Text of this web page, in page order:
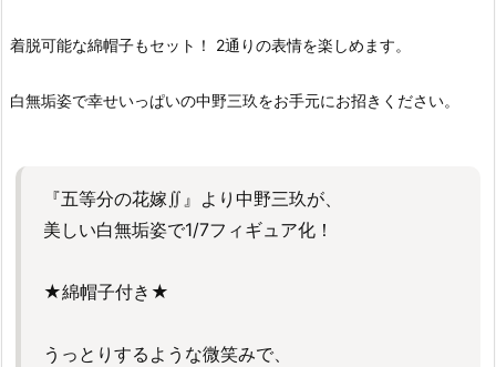
着脱可能な綿帽子もセット！ 2通りの表情を楽しめます。
白無垢姿で幸せいっぱいの中野三玖をお手元にお招きください。
『五等分の花嫁∬』より中野三玖が、
美しい白無垢姿で1/7フィギュア化！
★綿帽子付き★
うっとりするような微笑みで、